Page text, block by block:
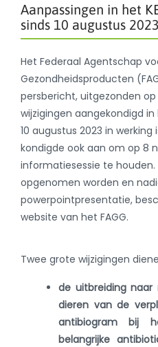
Aanpassingen in het
sinds 10 augustus 2023
Het Federaal Agentschap
Gezondheidsproducten
persbericht, uitgezonden op
wijzigingen aangekondigd
10 augustus 2023 in werking
kondigde ook aan om op 8
informatiesessie te houden.
opgenomen worden en
powerpointpresentatie,
website van het FAGG.
Twee grote wijzigingen
de uitbreiding naar
dieren van de
antibiogram bij
belangrijke